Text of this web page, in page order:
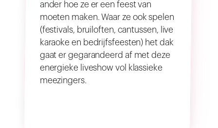
ander hoe ze er een feest van
moeten maken. Waar ze ook spelen
(festivals, bruiloften, cantussen, live
karaoke en bedrijfsfeesten) het dak
gaat er gegarandeerd af met deze
energieke liveshow vol klassieke
meezingers.